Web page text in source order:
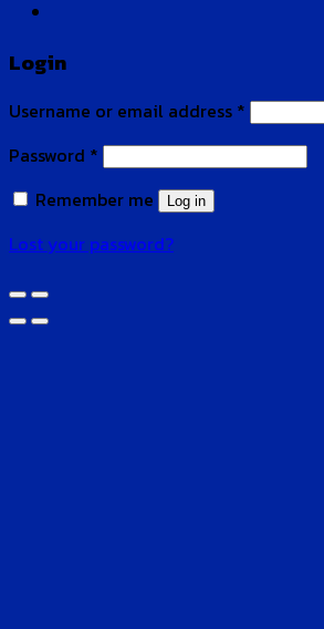
Login
Username or email address *
Password *
Remember me
Log in
Lost your password?